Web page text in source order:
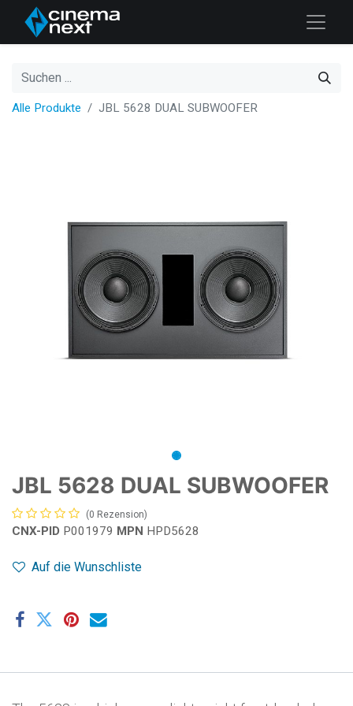
Alle Produkte JBL 5628 DUAL SUBWOOFER
JBL 5628 DUAL SUBWOOFER
(0 Rezension)
CNX-PID P001979 MPN HPD5628
Auf die Wunschliste